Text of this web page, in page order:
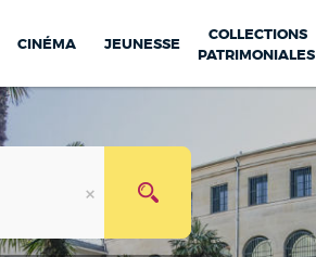
CINÉMA JEUNESSE
COLLECTIONS
PATRIMONIALES